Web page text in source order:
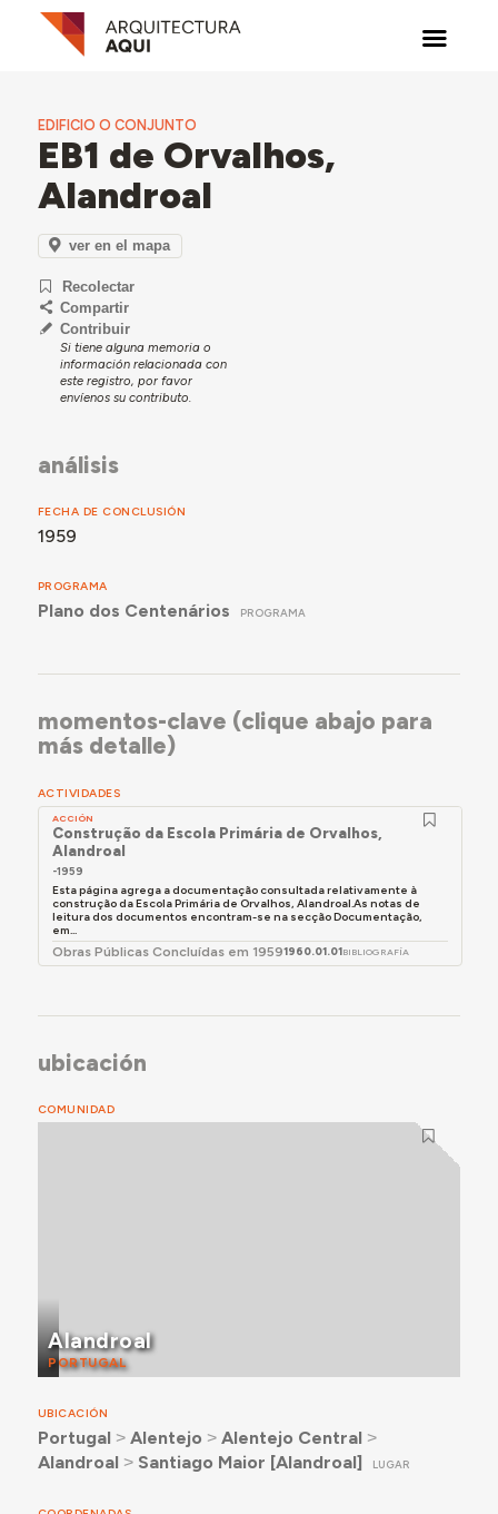
EDIFICIO O CONJUNTO
EB1 de Orvalhos,
Alandroal
ver en el mapa
Recolectar
Compartir
Contribuir
Si tiene alguna memoria o
información relacionada con
este registro, por favor
envíenos su contributo.
análisis
FECHA DE CONCLUSIÓN
1959
PROGRAMA
Plano dos Centenários PROGRAMA
momentos-clave (clique abajo para
más detalle)
ACTIVIDADES
ACCIÓN
Construção da Escola Primária de Orvalhos,
Alandroal
-1959
Esta página agrega a documentação consultada relativamente à
construção da Escola Primária de Orvalhos, Alandroal.As notas de
leitura dos documentos encontram-se na secção Documentação,
em...
Obras Públicas Concluídas em 19591960.01.01BIBLIOGRAFÍA
ubicación
COMUNIDAD
Alandroal
PORTUGAL
UBICACIÓN
Portugal ˃ Alentejo ˃ Alentejo Central ˃
Alandroal ˃ Santiago Maior [Alandroal] LUGAR